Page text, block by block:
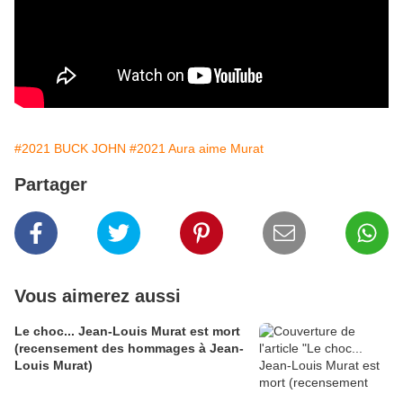
#2021 BUCK JOHN #2021 Aura aime Murat
Partager
Vous aimerez aussi
Le choc... Jean-Louis Murat est mort
(recensement des hommages à Jean-
Louis Murat)